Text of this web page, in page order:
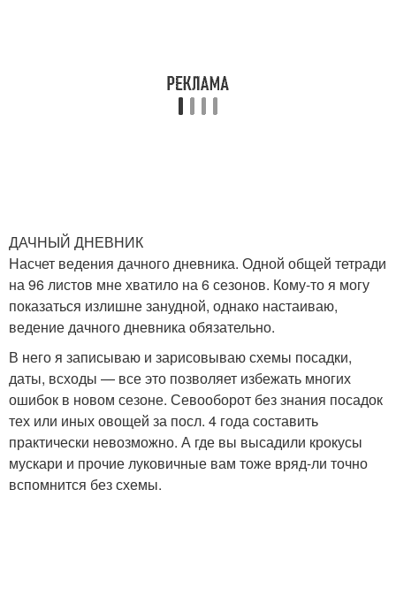
ДАЧНЫЙ ДНЕВНИК
Насчет ведения дачного дневника. Одной общей тетради
на 96 листов мне хватило на 6 сезонов. Кому-то я могу
показаться излишне занудной, однако настаиваю,
ведение дачного дневника обязательно.
В него я записываю и зарисовываю схемы посадки,
даты, всходы — все это позволяет избежать многих
ошибок в новом сезоне. Севооборот без знания посадок
тех или иных овощей за посл. 4 года составить
практически невозможно. А где вы высадили крокусы
мускари и прочие луковичные вам тоже вряд-ли точно
вспомнится без схемы.